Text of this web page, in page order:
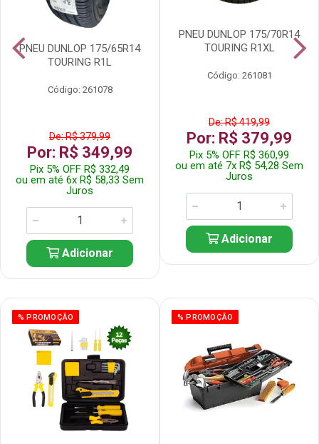
PNEU DUNLOP 175/65R14
TOURING R1L
Código: 261078
De: R$ 379,99
Por: R$ 349,99
Pix 5% OFF R$ 332,49
ou em até 6x R$ 58,33 Sem
Juros
Adicionar
PNEU DUNLOP 175/70R14
TOURING R1XL
Código: 261081
De: R$ 419,99
Por: R$ 379,99
Pix 5% OFF R$ 360,99
ou em até 7x R$ 54,28 Sem
Juros
Adicionar
% PROMOÇÃO % PROMOÇÃO